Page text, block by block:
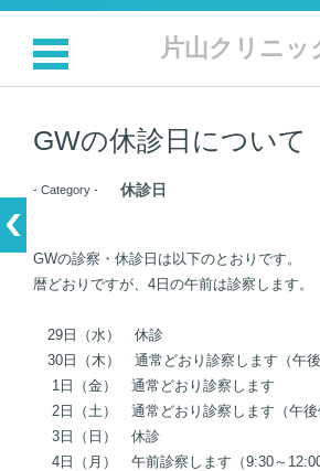
片山クリニッ
コンテンツに移動
GWの休診日について
- Category - 休診日
GWの診察・休診日は以下のとおりです。
暦どおりですが、4日の午前は診察します。
29日（水） 休診
30日（木） 通常どおり診察します（午後
1日（金） 通常どおり診察します
2日（土） 通常どおり診察します（午後
3日（日） 休診
4日（月） 午前診察します（9:30～12:00